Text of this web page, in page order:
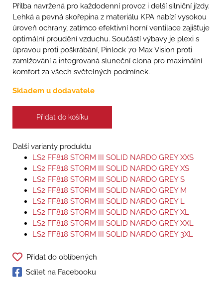
Přilba navržená pro každodenní provoz i delší silniční jízdy.
Lehká a pevná skořepina z materiálu KPA nabízí vysokou
úroveň ochrany, zatímco efektivní horní ventilace zajišťuje
optimální proudění vzduchu. Součástí výbavy je plexi s
úpravou proti poškrábání, Pinlock 70 Max Vision proti
zamlžování a integrovaná sluneční clona pro maximální
komfort za všech světelných podmínek.
Skladem u dodavatele
Přidat do košíku
Další varianty produktu
LS2 FF818 STORM III SOLID NARDO GREY XXS
LS2 FF818 STORM III SOLID NARDO GREY XS
LS2 FF818 STORM III SOLID NARDO GREY S
LS2 FF818 STORM III SOLID NARDO GREY M
LS2 FF818 STORM III SOLID NARDO GREY L
LS2 FF818 STORM III SOLID NARDO GREY XL
LS2 FF818 STORM III SOLID NARDO GREY XXL
LS2 FF818 STORM III SOLID NARDO GREY 3XL
Přidat do oblíbených
Sdílet na Facebooku